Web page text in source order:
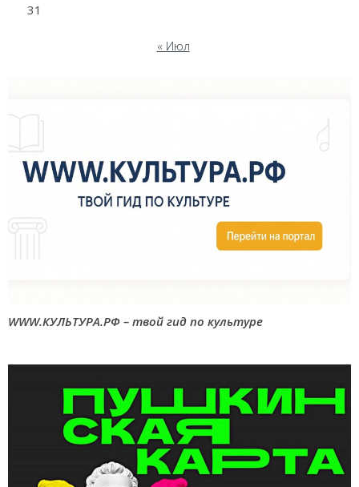
31
« Июл
WWW.КУЛЬТУРА.РФ – твой гид по культуре